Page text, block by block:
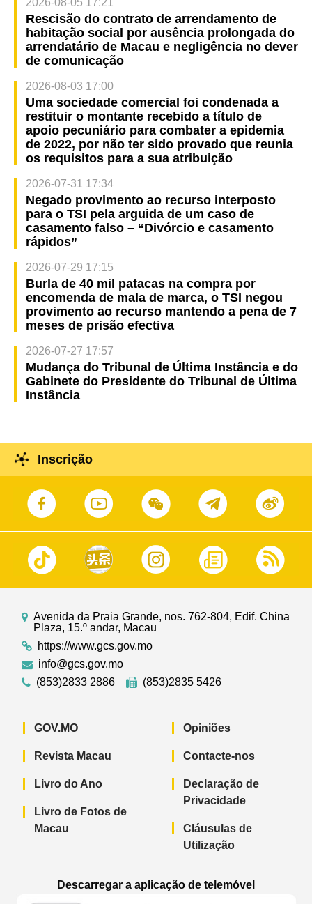
Rescisão do contrato de arrendamento de
habitação social por ausência prolongada do
arrendatário de Macau e negligência no dever
de comunicação
2026-08-03 17:00
Uma sociedade comercial foi condenada a
restituir o montante recebido a título de
apoio pecuniário para combater a epidemia
de 2022, por não ter sido provado que reunia
os requisitos para a sua atribuição
2026-07-31 17:34
Negado provimento ao recurso interposto
para o TSI pela arguida de um caso de
casamento falso – “Divórcio e casamento
rápidos”
2026-07-29 17:15
Burla de 40 mil patacas na compra por
encomenda de mala de marca, o TSI negou
provimento ao recurso mantendo a pena de 7
meses de prisão efectiva
2026-07-27 17:57
Mudança do Tribunal de Última Instância e do
Gabinete do Presidente do Tribunal de Última
Instância
Inscrição
Avenida da Praia Grande, nos. 762-804, Edif. China
Plaza, 15.º andar, Macau
https://www.gcs.gov.mo
info@gcs.gov.mo
(853)2833 2886
(853)2835 5426
GOV.MO
Revista Macau
Livro do Ano
Livro de Fotos de
Macau
Opiniões
Contacte-nos
Declaração de
Privacidade
Cláusulas de
Utilização
Descarregar a aplicação de telemóvel